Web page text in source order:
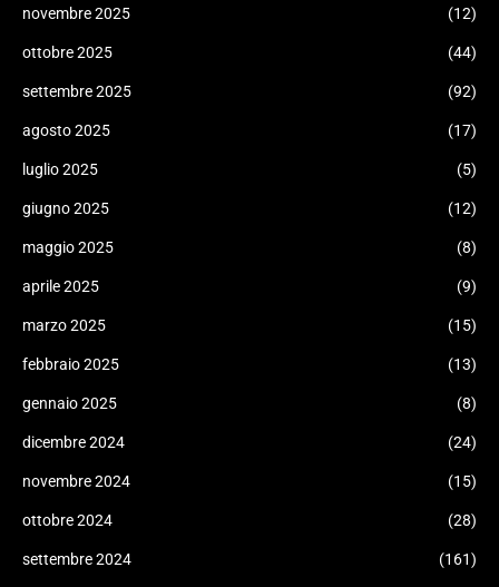
novembre 2025 (12)
ottobre 2025 (44)
settembre 2025 (92)
agosto 2025 (17)
luglio 2025 (5)
giugno 2025 (12)
maggio 2025 (8)
aprile 2025 (9)
marzo 2025 (15)
febbraio 2025 (13)
gennaio 2025 (8)
dicembre 2024 (24)
novembre 2024 (15)
ottobre 2024 (28)
settembre 2024 (161)